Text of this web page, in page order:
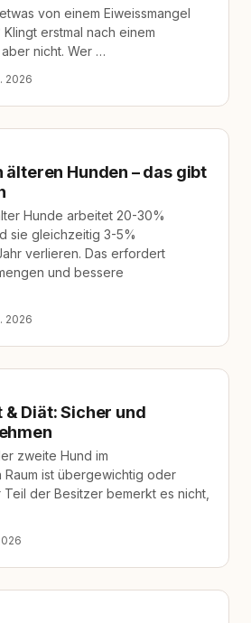
von einem Eiweissmangel
erstmal nach einem
nicht. Wer …
2026
älteren Hunden – das gibt
Hunde arbeitet 20-30%
sie gleichzeitig 3-5%
verlieren. Das erfordert
und bessere
2026
Diät: Sicher und
zweite Hund im
ist übergewichtig oder
der Besitzer bemerkt es nicht,